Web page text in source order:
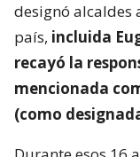
designó alcaldes
país, incluida
recayó la
mencionada
(como